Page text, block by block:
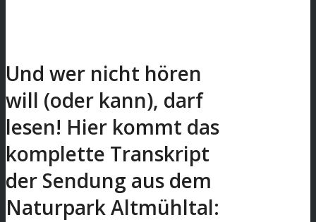
Und wer nicht hören
will (oder kann), darf
lesen! Hier kommt das
komplette Transkript
der Sendung aus dem
Naturpark Altmühltal: